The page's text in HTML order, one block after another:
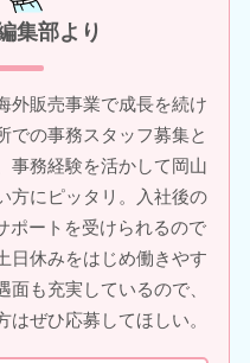
集部より
外販売事業で成長を続け
での事務スタッフ募集と
事務経験を活かして岡山
方にピッタリ。入社後の
ポートを受けられるので
日休みをはじめ働きやす
も充実しているので、
ぜひ応募してほしい。